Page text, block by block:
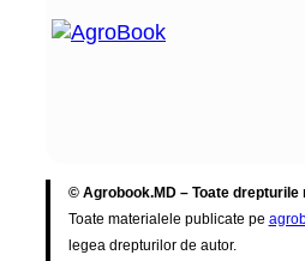
© Agrobook.MD – Toate drepturile
Toate materialele publicate pe
legea drepturilor de autor.